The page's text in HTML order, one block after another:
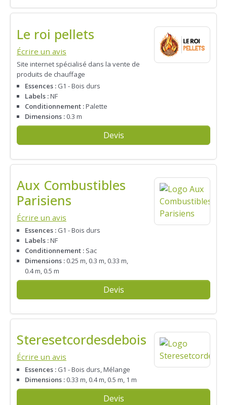
Le roi pellets
Écrire un avis
Site internet spécialisé dans la vente de
produits de chauffage
Essences : G1 - Bois durs
Labels :NF
Conditionnement :Palette
Dimensions : 0.3 m
Devis
Aux Combustibles
Parisiens
Écrire un avis
Essences : G1 - Bois durs
Labels :NF
Conditionnement : Sac
Dimensions : 0.25 m, 0.3 m, 0.33 m,
0.4 m, 0.5 m
Devis
Steresetcordesdebois
Écrire un avis
Essences : G1 - Bois durs, Mélange
Dimensions : 0.33 m, 0.4 m, 0.5 m, 1 m
Devis